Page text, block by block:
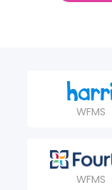
WFMS
WFMS